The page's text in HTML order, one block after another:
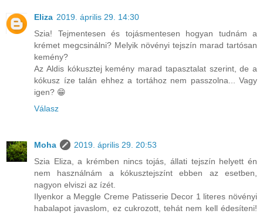
Eliza 2019. április 29. 14:30
Szia! Tejmentesen és tojásmentesen hogyan tudnám a
krémet megcsinálni? Melyik növényi tejszín marad tartósan
kemény?
Az Aldis kókusztej kemény marad tapasztalat szerint, de a
kókusz íze talán ehhez a tortához nem passzolna... Vagy
igen? 😁
Válasz
Moha
2019. április 29. 20:53
Szia Eliza, a krémben nincs tojás, állati tejszín helyett én
nem használnám a kókusztejszínt ebben az esetben,
nagyon elviszi az ízét.
Ilyenkor a Meggle Creme Patisserie Decor 1 literes növényi
habalapot javaslom, ez cukrozott, tehát nem kell édesíteni!